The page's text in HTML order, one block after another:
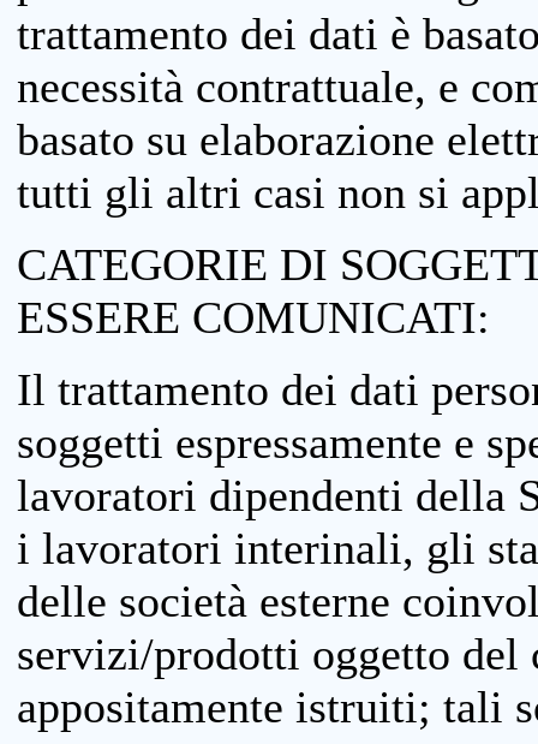
trattamento dei dati è
necessità contrattuale, e
basato su elaborazione
tutti gli altri casi non si
CATEGORIE DI
ESSERE COMUNICATI:
Il trattamento dei dati
soggetti espressamente e
lavoratori dipendenti della
i lavoratori interinali, gli
delle società esterne
servizi/prodotti oggetto
appositamente istruiti; tali